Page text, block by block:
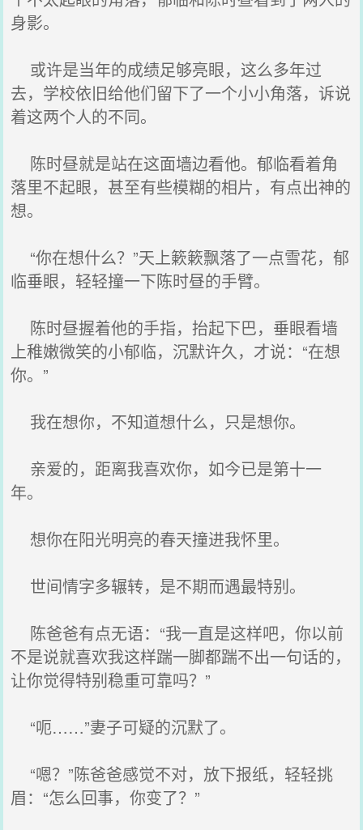
身影。
或许是当年的成绩足够亮眼，这么多年过
去，学校依旧给他们留下了一个小小角落，诉说
着这两个人的不同。
陈时昼就是站在这面墙边看他。郁临看着角
落里不起眼，甚至有些模糊的相片，有点出神的
想。
“你在想什么？”天上簌簌飘落了一点雪花，郁
临垂眼，轻轻撞一下陈时昼的手臂。
陈时昼握着他的手指，抬起下巴，垂眼看墙
上稚嫩微笑的小郁临，沉默许久，才说：“在想
你。”
我在想你，不知道想什么，只是想你。
亲爱的，距离我喜欢你，如今已是第十一
年。
想你在阳光明亮的春天撞进我怀里。
世间情字多辗转，是不期而遇最特别。
陈爸爸有点无语：“我一直是这样吧，你以前
不是说就喜欢我这样踹一脚都踹不出一句话的，
让你觉得特别稳重可靠吗？”
“呃……”妻子可疑的沉默了。
“嗯？”陈爸爸感觉不对，放下报纸，轻轻挑
眉：“怎么回事，你变了？”